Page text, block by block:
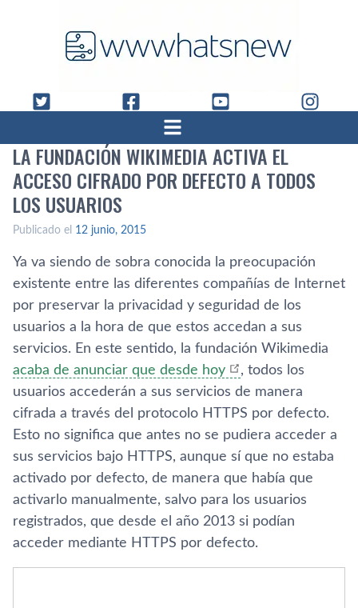
LA FUNDACIÓN WIKIMEDIA ACTIVA EL
ACCESO CIFRADO POR DEFECTO A TODOS
LOS USUARIOS
Publicado el 12 junio, 2015
Ya va siendo de sobra conocida la preocupación
existente entre las diferentes compañí­as de Internet
por preservar la privacidad y seguridad de los
usuarios a la hora de que estos accedan a sus
servicios. En este sentido, la fundación Wikimedia
acaba de anunciar que desde hoy
, todos los
usuarios accederán a sus servicios de manera
cifrada a través del protocolo HTTPS por defecto.
Esto no significa que antes no se pudiera acceder a
sus servicios bajo HTTPS, aunque sí­ que no estaba
activado por defecto, de manera que habí­a que
activarlo manualmente, salvo para los usuarios
registrados, que desde el año 2013 si podí­an
acceder mediante HTTPS por defecto.